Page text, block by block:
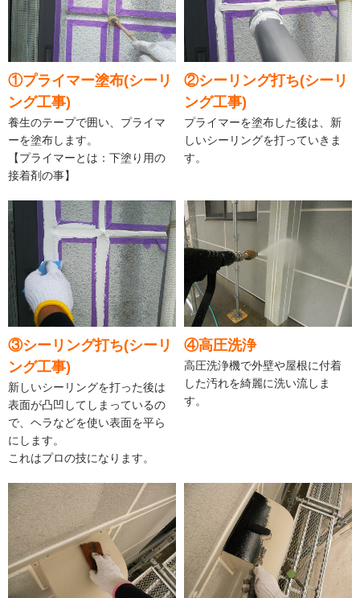
①プライマー塗布(シーリ
ング工事)
養生のテープで囲い、プライマ
ーを塗布します。
【プライマーとは：下塗り用の
接着剤の事】
②シーリング打ち(シーリ
ング工事)
プライマーを塗布した後は、新
しいシーリングを打っていきま
す。
③シーリング打ち(シーリ
ング工事)
新しいシーリングを打った後は
表面が凸凹してしまっているの
で、ヘラなどを使い表面を平ら
にします。
これはプロの技になります。
④高圧洗浄
高圧洗浄機で外壁や屋根に付着
した汚れを綺麗に洗い流しま
す。